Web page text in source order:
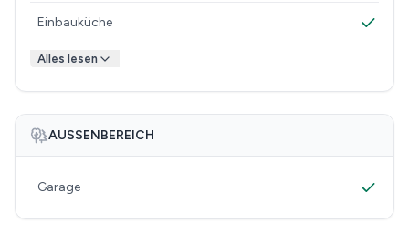
Einbauküche
Alles lesen
AUSSENBEREICH
Garage